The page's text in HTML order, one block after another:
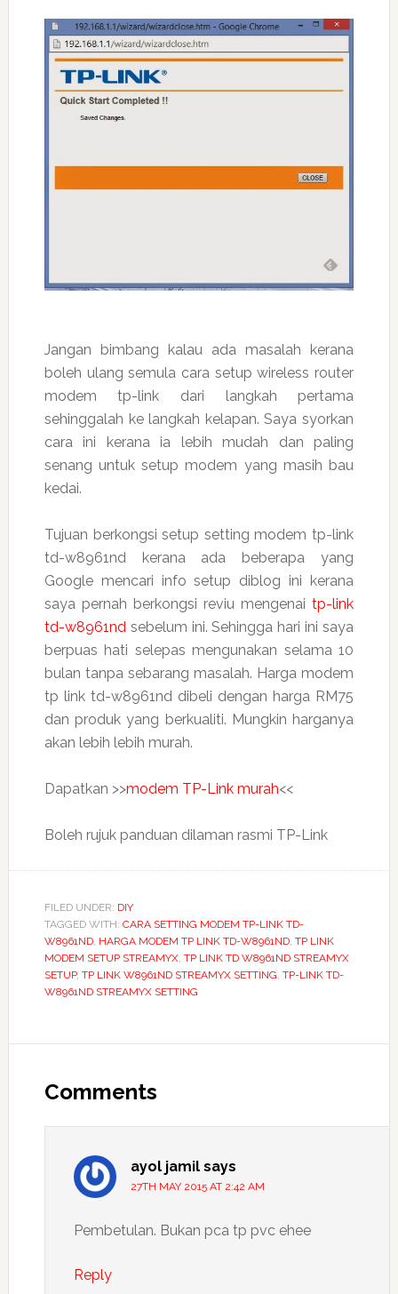
Jangan bimbang kalau ada masalah kerana
boleh ulang semula cara setup wireless router
modem tp-link dari langkah pertama
sehinggalah ke langkah kelapan. Saya syorkan
cara ini kerana ia lebih mudah dan paling
senang untuk setup modem yang masih bau
kedai.
Tujuan berkongsi setup setting modem tp-link
td-w8961nd kerana ada beberapa yang
Google mencari info setup diblog ini kerana
saya pernah berkongsi reviu mengenaitp-link
td-w8961ndsebelum ini. Sehingga hari ini saya
berpuas hati selepas mengunakan selama 10
bulan tanpa sebarang masalah. Harga modem
tp link td-w8961nd dibeli dengan harga RM75
dan produk yang berkualiti. Mungkin harganya
akan lebih lebih murah.
Dapatkan >>modem TP-Link murah<<
Boleh rujuk panduan dilaman rasmi TP-Link
FILED UNDER: DIY
TAGGED WITH: CARA SETTING MODEM TP-LINK TD-
W8961ND, HARGA MODEM TP LINK TD-W8961ND, TP LINK
MODEM SETUP STREAMYX, TP LINK TD W8961ND STREAMYX
SETUP, TP LINK W8961ND STREAMYX SETTING, TP-LINK TD-
W8961ND STREAMYX SETTING
Interactions
Comments
ayol jamil says
27TH MAY 2015 AT 2:42 AM
Pembetulan. Bukan pca tp pvc ehee
Reply